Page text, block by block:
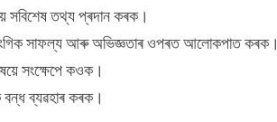
সবিশেষ তথ্য প্ৰদান কৰক।
সাফল্য আৰু অভিজ্ঞতাৰ ওপৰত আলোকপাত কৰক।
সংক্ষেপে কওক।
ব্যৱহাৰ কৰক।